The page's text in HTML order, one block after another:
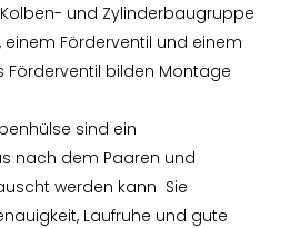
und Zylinderbaugruppe
einem Förderventil und einem
Förderventil bilden Montage
sind ein
nach dem Paaren und
werden kann Sie
Laufruhe und gute